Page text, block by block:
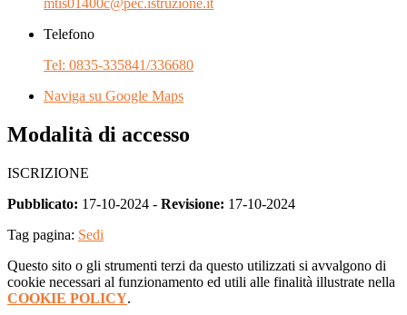
mtis01400c@pec.istruzione.it
Telefono
Tel: 0835-335841/336680
Naviga su Google Maps
Modalità di accesso
ISCRIZIONE
Pubblicato: 17-10-2024 - Revisione: 17-10-2024
Tag pagina: Sedi
Questo sito o gli strumenti terzi da questo utilizzati si avvalgono di
cookie necessari al funzionamento ed utili alle finalità illustrate nella
COOKIE POLICY.